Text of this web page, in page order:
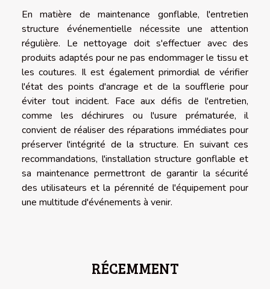
En matière de maintenance gonflable, l'entretien
structure événementielle nécessite une attention
régulière. Le nettoyage doit s'effectuer avec des
produits adaptés pour ne pas endommager le tissu et
les coutures. Il est également primordial de vérifier
l'état des points d'ancrage et de la soufflerie pour
éviter tout incident. Face aux défis de l'entretien,
comme les déchirures ou l'usure prématurée, il
convient de réaliser des réparations immédiates pour
préserver l'intégrité de la structure. En suivant ces
recommandations, l'installation structure gonflable et
sa maintenance permettront de garantir la sécurité
des utilisateurs et la pérennité de l'équipement pour
une multitude d'événements à venir.
RÉCEMMENT